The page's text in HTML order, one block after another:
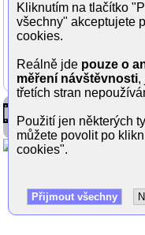
Fatal Mission1989
Kliknutím na tlačítko
všechny" akceptujete
cookies.
Reálně jde pouze o
měření návštěvnosti,
třetích stran
Použití jen některých
můžete povolit po
cookies".
Přijmout všechny